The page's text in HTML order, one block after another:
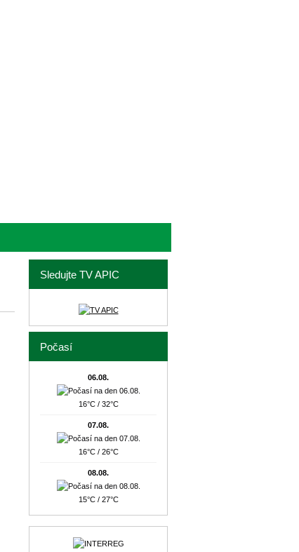
Sledujte TV APIC
Počasí
06.08.
16°C / 32°C
07.08.
16°C / 26°C
08.08.
15°C / 27°C